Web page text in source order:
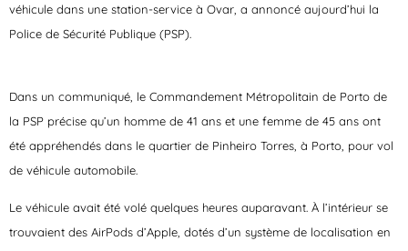
véhicule dans une station-service à Ovar, a annoncé aujourd’hui la
Police de Sécurité Publique (PSP).
Dans un communiqué, le Commandement Métropolitain de Porto de
la PSP précise qu’un homme de 41 ans et une femme de 45 ans ont
été appréhendés dans le quartier de Pinheiro Torres, à Porto, pour vol
de véhicule automobile.
Le véhicule avait été volé quelques heures auparavant. À l’intérieur se
trouvaient des AirPods d’Apple, dotés d’un système de localisation en